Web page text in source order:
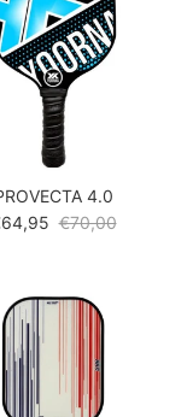
4.0
Reguliere prijs
€70,00